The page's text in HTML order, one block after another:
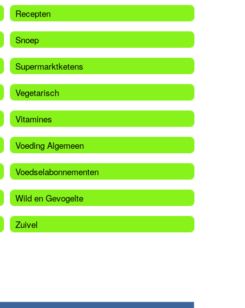
Recepten
Snoep
Supermarktketens
Vegetarisch
Vitamines
Voeding Algemeen
Voedselabonnementen
Wild en Gevogelte
Zuivel